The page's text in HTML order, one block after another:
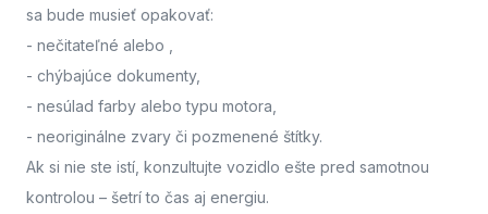
sa bude musieť opakovať:
- nečitateľné alebo
- chýbajúce dokumenty,
- nesúlad farby alebo typu motora,
- neoriginálne zvary či pozmenené štítky.
Ak si nie ste istí, konzultujte vozidlo ešte pred samotnou
kontrolou – šetrí to čas aj energiu.